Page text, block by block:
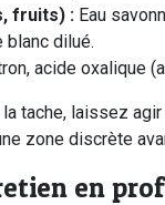
fruits) : Eau
blanc dilué.
acide oxalique
tache, laissez
zone discrète
en